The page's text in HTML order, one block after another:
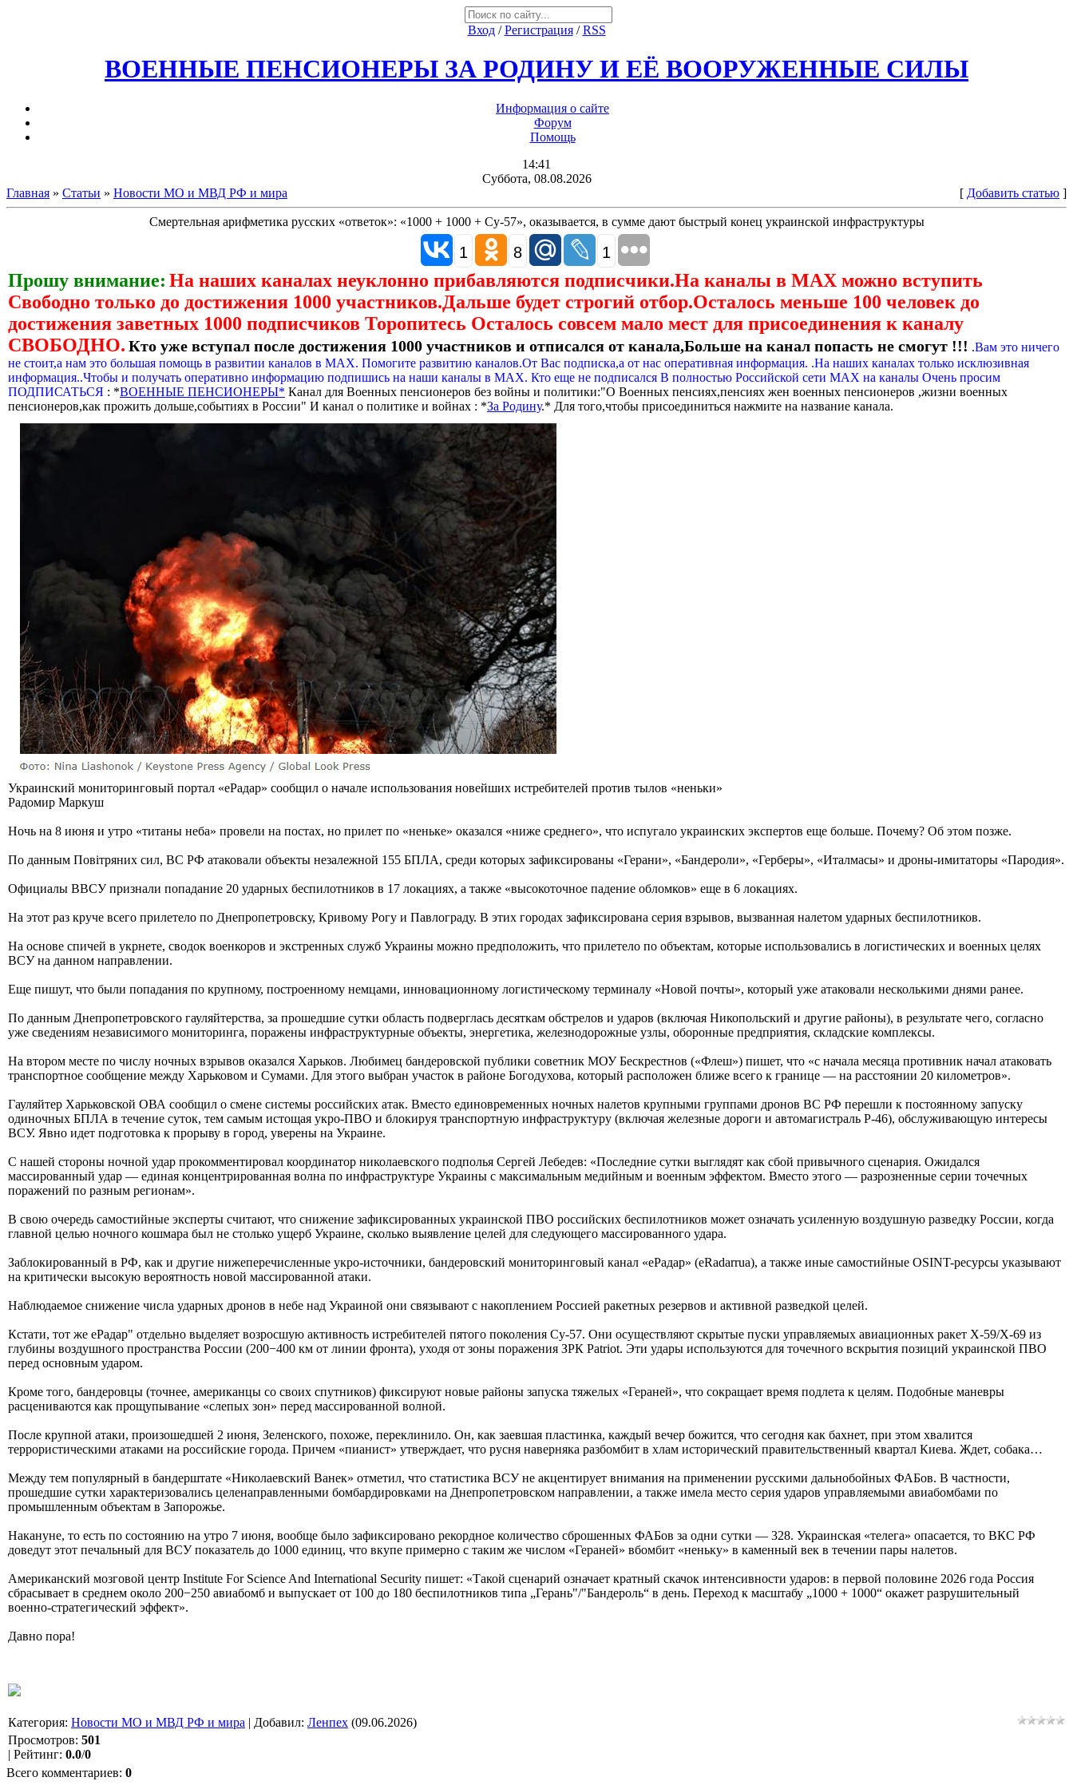
Вход/Регистрация/RSS
ВОЕННЫЕ ПЕНСИОНЕРЫ ЗА РОДИНУ И ЕЁ ВООРУЖЕННЫЕ СИЛЫ
Информация о сайте
Форум
Помощь
14:41
Суббота, 08.08.2026
Главная » Статьи » Новости МО и МВД РФ и мира [ Добавить статью ]
Смертельная арифметика русских «ответок»: «1000 + 1000 + Су-57», оказывается, в сумме дают быстрый конец украинской инфраструктуры
1 8 1
Прошу внимание: На наших каналах неуклонно прибавляются подписчики.На каналы в МАХ можно вступить
Свободно только до достижения 1000 участников.Дальше будет строгий отбор.Осталось меньше 100 человек до
достижения заветных 1000 подписчиков Торопитесь Осталось совсем мало мест для присоединения к каналу
СВОБОДНО. Кто уже вступал после достижения 1000 участников и отписался от канала,Больше на канал попасть не смогут !!! .Вам это ничего
не стоит,а нам это большая помощь в развитии каналов в МАХ. Помогите развитию каналов.От Вас подписка,а от нас оперативная информация. .На наших каналах только исклюзивная
информация..Чтобы и получать оперативно информацию подпишись на наши каналы в МАХ. Кто еще не подписался В полностью Российской сети МАХ на каналы Очень просим
ПОДПИСАТЬСЯ : *ВОЕННЫЕ ПЕНСИОНЕРЫ* Канал для Военных пенсионеров без войны и политики:"О Военных пенсиях,пенсиях жен военных пенсионеров ,жизни военных
пенсионеров,как прожить дольше,событиях в России" И канал о политике и войнах : *За Родину.* Для того,чтобы присоединиться нажмите на название канала.
Украинский мониторинговый портал «еРадар» сообщил о начале использования новейших истребителей против тылов «неньки»
Радомир Маркуш
Ночь на 8 июня и утро «титаны неба» провели на постах, но прилет по «неньке» оказался «ниже среднего», что испугало украинских экспертов еще больше. Почему? Об этом позже.
По данным Повiтряних сил, ВС РФ атаковали объекты незалежной 155 БПЛА, среди которых зафиксированы «Герани», «Бандероли», «Герберы», «Италмасы» и дроны-имитаторы «Пародия».
Официалы ВВСУ признали попадание 20 ударных беспилотников в 17 локациях, а также «высокоточное падение обломков» еще в 6 локациях.
На этот раз круче всего прилетело по Днепропетровску, Кривому Рогу и Павлограду. В этих городах зафиксирована серия взрывов, вызванная налетом ударных беспилотников.
На основе спичей в укрнете, сводок военкоров и экстренных служб Украины можно предположить, что прилетело по объектам, которые использовались в логистических и военных целях
ВСУ на данном направлении.
Еще пишут, что были попадания по крупному, построенному немцами, инновационному логистическому терминалу «Новой почты», который уже атаковали несколькими днями ранее.
По данным Днепропетровского гауляйтерства, за прошедшие сутки область подверглась десяткам обстрелов и ударов (включая Никопольский и другие районы), в результате чего, согласно
уже сведениям независимого мониторинга, поражены инфраструктурные объекты, энергетика, железнодорожные узлы, оборонные предприятия, складские комплексы.
На втором месте по числу ночных взрывов оказался Харьков. Любимец бандеровской публики советник МОУ Бескрестнов («Флеш») пишет, что «с начала месяца противник начал атаковать
транспортное сообщение между Харьковом и Сумами. Для этого выбран участок в районе Богодухова, который расположен ближе всего к границе — на расстоянии 20 километров».
Гауляйтер Харьковской ОВА сообщил о смене системы российских атак. Вместо единовременных ночных налетов крупными группами дронов ВС РФ перешли к постоянному запуску
одиночных БПЛА в течение суток, тем самым истощая укро-ПВО и блокируя транспортную инфраструктуру (включая железные дороги и автомагистраль Р-46), обслуживающую интересы
ВСУ. Явно идет подготовка к прорыву в город, уверены на Украине.
С нашей стороны ночной удар прокомментировал координатор николаевского подполья Сергей Лебедев: «Последние сутки выглядят как сбой привычного сценария. Ожидался
массированный удар — единая концентрированная волна по инфраструктуре Украины с максимальным медийным и военным эффектом. Вместо этого — разрозненные серии точечных
поражений по разным регионам».
В свою очередь самостийные эксперты считают, что снижение зафиксированных украинской ПВО российских беспилотников может означать усиленную воздушную разведку России, когда
главной целью ночного кошмара был не столько ущерб Украине, сколько выявление целей для следующего массированного удара.
Заблокированный в РФ, как и другие нижеперечисленные укро-источники, бандеровский мониторинговый канал «еРадар» (eRadarrua), а также иные самостийные OSINT-ресурсы указывают
на критически высокую вероятность новой массированной атаки.
Наблюдаемое снижение числа ударных дронов в небе над Украиной они связывают с накоплением Россией ракетных резервов и активной разведкой целей.
Кстати, тот же еРадар" отдельно выделяет возросшую активность истребителей пятого поколения Су-57. Они осуществляют скрытые пуски управляемых авиационных ракет Х-59/Х-69 из
глубины воздушного пространства России (200−400 км от линии фронта), уходя от зоны поражения ЗРК Patriot. Эти удары используются для точечного вскрытия позиций украинской ПВО
перед основным ударом.
Кроме того, бандеровцы (точнее, американцы со своих спутников) фиксируют новые районы запуска тяжелых «Гераней», что сокращает время подлета к целям. Подобные маневры
расцениваются как прощупывание «слепых зон» перед массированной волной.
После крупной атаки, произошедшей 2 июня, Зеленского, похоже, переклинило. Он, как заевшая пластинка, каждый вечер божится, что сегодня как бахнет, при этом хвалится
террористическими атаками на российские города. Причем «пианист» утверждает, что русня наверняка разбомбит в хлам исторический правительственный квартал Киева. Ждет, собака…
Между тем популярный в бандерштате «Николаевский Ванек» отметил, что статистика ВСУ не акцентирует внимания на применении русскими дальнобойных ФАБов. В частности,
прошедшие сутки характеризовались целенаправленными бомбардировками на Днепропетровском направлении, а также имела место серия ударов управляемыми авиабомбами по
промышленным объектам в Запорожье.
Накануне, то есть по состоянию на утро 7 июня, вообще было зафиксировано рекордное количество сброшенных ФАБов за одни сутки — 328. Украинская «телега» опасается, то ВКС РФ
доведут этот печальный для ВСУ показатель до 1000 единиц, что вкупе примерно с таким же числом «Гераней» вбомбит «неньку» в каменный век в течении пары налетов.
Американский мозговой центр Institute For Science And International Security пишет: «Такой сценарий означает кратный скачок интенсивности ударов: в первой половине 2026 года Россия
сбрасывает в среднем около 200−250 авиабомб и выпускает от 100 до 180 беспилотников типа „Герань"/"Бандероль“ в день. Переход к масштабу „1000 + 1000“ окажет разрушительный
военно-стратегический эффект».
Давно пора!
Категория: Новости МО и МВД РФ и мира | Добавил: Ленпех (09.06.2026)
Просмотров: 501
| Рейтинг: 0.0/0
Всего комментариев: 0